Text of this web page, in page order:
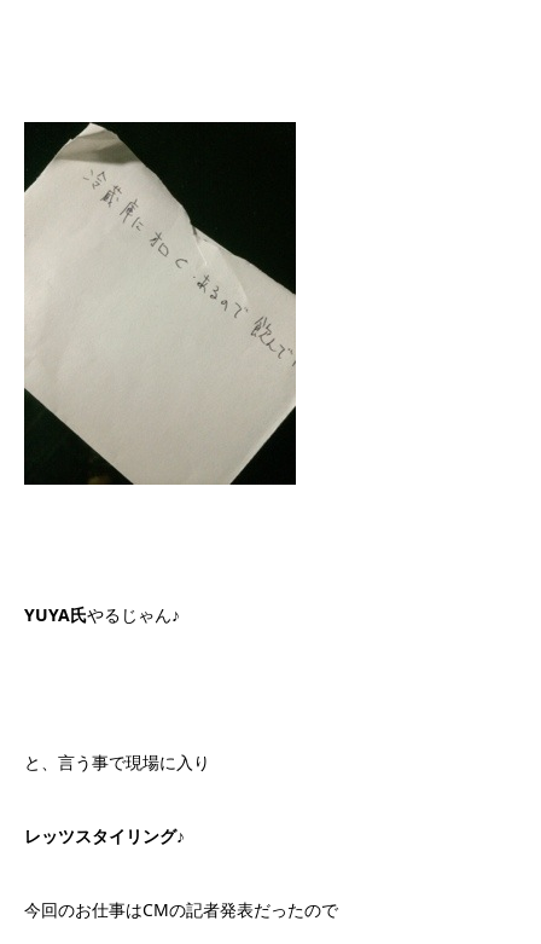
YUYA氏やるじゃん♪
と、言う事で現場に入り
レッツスタイリング♪
今回のお仕事はCMの記者発表だったので